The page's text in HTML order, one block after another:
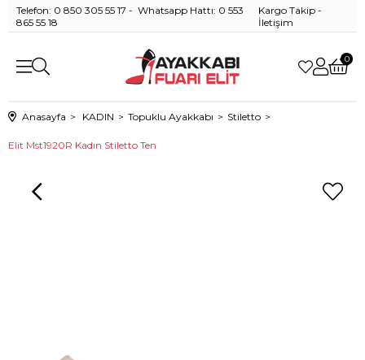
Telefon: 0 850 305 55 17 - Whatsapp Hattı: 0 553
865 55 18
Kargo Takip -
İletişim
0
Anasayfa KADIN Topuklu Ayakkabı Stiletto
Elit Mst1920R Kadın Stiletto Ten